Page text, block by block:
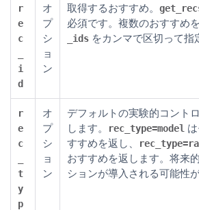
r
e
c
i
d
オ
プ
シ
ョ
ン
取得するおすすめ。
必須です。複数のおすすめ
_ids をカンマで区切って指
r
e
c
t
y
p
オ
プ
シ
ョ
ン
デフォルトの実験的コント
します。
rec_type=model
すすめを返し、
おすすめを返します。将来
ションが導入される可能性が